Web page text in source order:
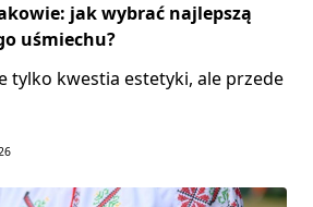
jak wybrać najlepszą
uśmiechu?
tylko kwestia estetyki, ale przede